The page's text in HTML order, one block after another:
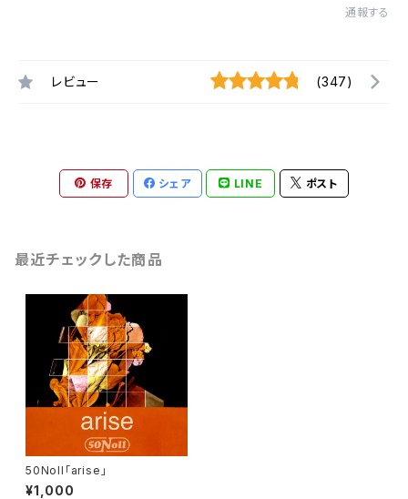
通報する
レビュー (347)
保存 シェア LINE ポスト
最近チェックした商品
50Noll「arise」
¥1,000